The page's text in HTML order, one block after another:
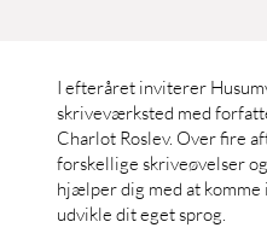
I efteråret inviterer
skriveværksted med
Charlot Roslev. Over fire
forskellige skriveøvelser
hjælper dig med at komme
udvikle dit eget sprog.